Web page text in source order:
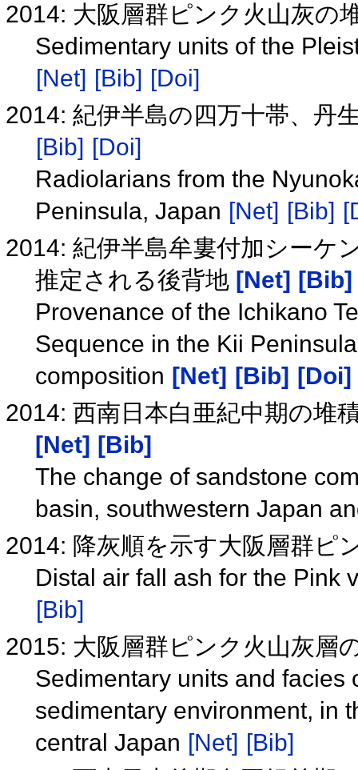
2014: 大阪層群ピンク火山灰の
Sedimentary units of the
[Net] [Bib] [Doi]
2014: 紀伊半島の四万十帯、丹
[Bib] [Doi]
Radiolarians from the
Peninsula, Japan [Net] [Bib]
2014: 紀伊半島牟婁付加シーケ
推定される後背地 [Net] [Bib]
Provenance of the Ichikano
Sequence in the Kii
composition [Net] [Bib]
[Doi]
2014: 西南日本白亜紀中期の堆
[Net] [Bib]
The change of sandstone
basin, southwestern Japan
2014: 降灰順を示す大阪層群ピ
Distal air fall ash for the Pink
[Bib]
2015: 大阪層群ピンク火山灰層
Sedimentary units and facies
sedimentary environment, in
central Japan [Net] [Bib]